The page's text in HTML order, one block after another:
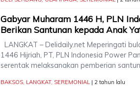
Gabyar Muharam 1446 H, PLN
Berikan Santunan kepada Anak
LANGKAT – Delidaily.net Meperingati
1446 Hijriah, PT, PLN Indonesia Power
serentak melaksanakan pemberian
BAKSOS, LANGKAT, SEREMONIAL | 2 tahun lalu